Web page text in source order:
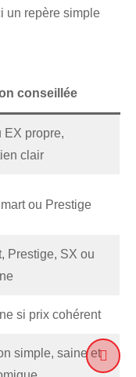
un repère simple
conseillée
EX propre,
clair
ou Prestige
Prestige, SX ou
si prix cohérent
simple, saine et